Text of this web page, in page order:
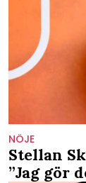
NÖJE
Stellan
”Jag gör